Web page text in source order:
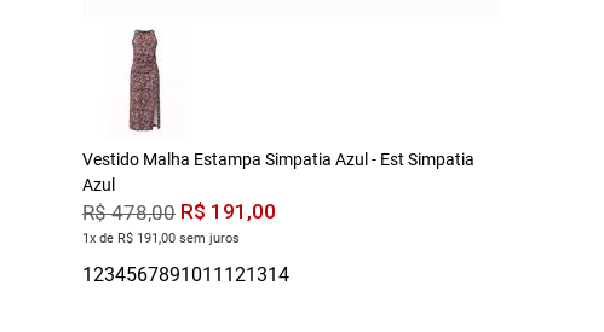
Vestido Malha Estampa Simpatia Azul - Est Simpatia
Azul
R$ 478,00 R$ 191 ,00
1x de R$ 191,00 sem juros